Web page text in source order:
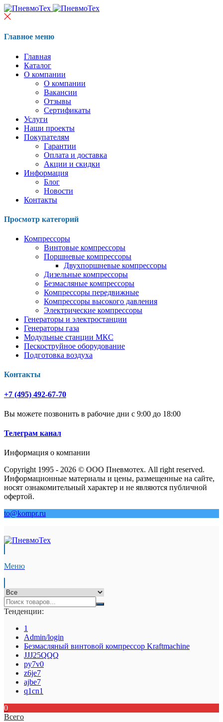
Главное меню
Главная
Каталог
О компании
О компании
Вакансии
Отзывы
Сертификаты
Услуги
Наши проекты
Покупателям
Гарантии
Оплата и доставка
Акции и скидки
Информация
Блог
Новости
Контакты
Просмотр категорий
Компрессоры
Винтовые компрессоры
Поршневые компрессоры
Двухпоршневые компрессоры
Дизельные компрессоры
Безмасляные компрессоры
Компрессоры передвижные
Компрессоры высокого давления
Электрические компрессоры
Генераторы и электростанции
Генераторы газа
Модульные станции МКС
Пескоструйное оборудование
Подготовка воздуха
Контакты
+7 (495) 492-67-70
Вы можете позвонить в рабочие дни с 9:00 до 18:00
Телеграм канал
Информация о компании
Copyright 1995 - 2026 © ООО Пневмотех. All right reserved.
Информационные материалы и цены, размещенные на сайте,
носят ознакомительный характер и не являются публичной
офертой.
to@kompr.ru
Меню
Тенденции:
1
Admin/login
Безмасляный винтовой компрессор Kraftmaсhine
JJJ25QQQ
py7v0
z6je7
ajbe7
q1cn1
0
Всего